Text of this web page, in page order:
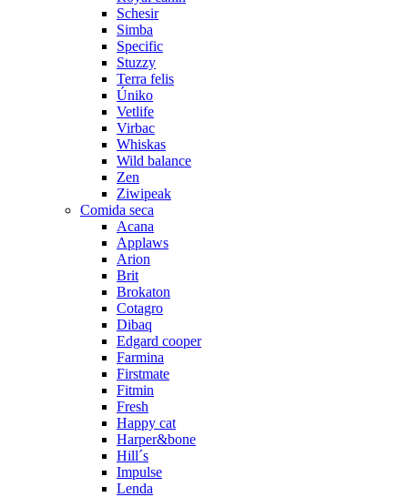
Schesir
Simba
Specific
Stuzzy
Terra felis
Úniko
Vetlife
Virbac
Whiskas
Wild balance
Zen
Ziwipeak
Comida seca
Acana
Applaws
Arion
Brit
Brokaton
Cotagro
Dibaq
Edgard cooper
Farmina
Firstmate
Fitmin
Fresh
Happy cat
Harper&bone
Hill´s
Impulse
Lenda